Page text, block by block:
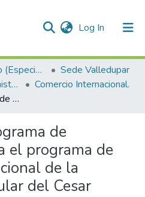
Log In (current)
Trabajos de Grado (Especializaciones y Pregrados)
Sede Valledupar
Facultad Ciencias Administrativas Contables y Económicas – Face
Comercio Internacional.
Diseño de un programa de voluntariado para el programa de Comercio Internacional de la Universidad Popular del Cesar
de
el programa de
de la
del Cesar